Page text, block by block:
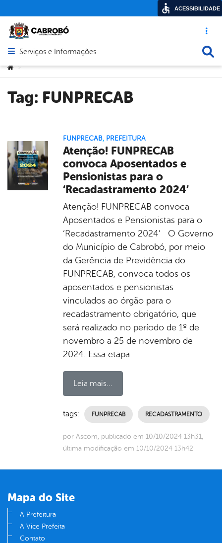
Acesso
Abrir menu principal de navegação
Serviços e Informações
Você está aqui:
>
Tag: FUNPRECAB
FUNPRECAB, PREFEITURA
Atenção! FUNPRECAB
convoca Aposentados e
Pensionistas para o
‘Recadastramento 2024’
Atenção! FUNPRECAB convoca
Aposentados e Pensionistas para o
‘Recadastramento 2024’ O Governo
do Município de Cabrobó, por meio
da Gerência de Previdência do
FUNPRECAB, convoca todos os
aposentados e pensionistas
vinculados ao órgão para o
recadastramento obrigatório, que
será realizado no período de 1º de
novembro a 25 de novembro de
2024. Essa etapa
Leia mais...
tags: FUNPRECAB RECADASTRAMENTO
por Ascom, publicado em 10/10/2024 13h31,
última modificação em 10/10/2024 13h42
Mapa do Site
A Prefeitura
A Vice Prefeita
Contato
ACESSIBILIDADE